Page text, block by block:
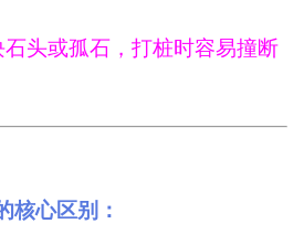
头或孤石，打桩时容易撞断
核心区别：